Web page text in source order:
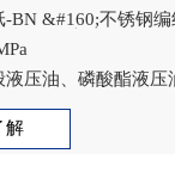
-BN &#160;不锈钢
不锈钢烧结网-V
压油、磷酸酯液压
解